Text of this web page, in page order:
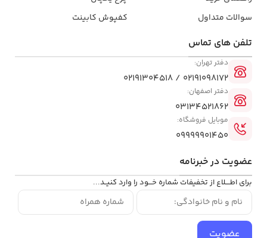
سوالات متداول
کفپوش کابینت
تلفن ‌های تماس
دفتر تهران:
02191098172 / 02191304518
دفتر اصفهان:
03134521862
موبایل فروشگاه:
09999901450
عضویت در خبرنامه
برای اطــــلاع از تخفیفات شماره خـــود را وارد کنیــد...
عضویت